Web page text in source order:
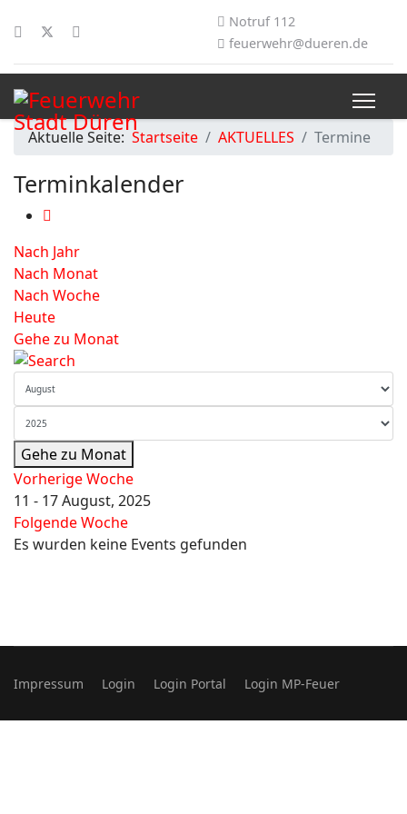
Notruf 112
feuerwehr@dueren.de
Aktuelle Seite: Startseite AKTUELLES Termine
Terminkalender
Nach Jahr
Nach Monat
Nach Woche
Heute
Gehe zu Monat
Gehe zu Monat
Vorherige Woche
11 - 17 August, 2025
Folgende Woche
Es wurden keine Events gefunden
Impressum Login Login Portal Login MP-Feuer